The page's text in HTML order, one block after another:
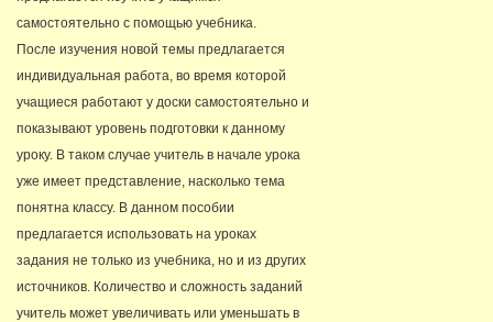
самостоятельно с помощью учебника.
После изучения новой темы предлагается
индивидуальная работа, во время которой
учащиеся работают у доски самостоятельно и
показывают уровень подготовки к данному
уроку. В таком случае учитель в начале урока
уже имеет представление, насколько тема
понятна классу. В данном пособии
предлагается использовать на уроках
задания не только из учебника, но и из других
источников. Количество и сложность заданий
учитель может увеличивать или уменьшать в